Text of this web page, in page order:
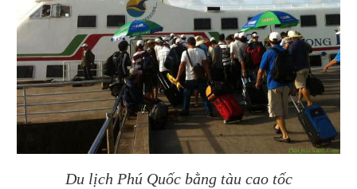
Du lịch Phú Quốc bằng tàu cao tốc